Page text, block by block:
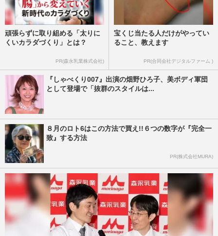
頑張らずに取り組める「太りに
くいカラダづくり」とは？
PR(森永乳業株式会社)
宝くじ当たる人だけがやってい
ること、教えます
PR(合同会社デジタルファーム )
『しゃべくり007』出演の畑野ひろ子、美ボディ軍団
として登場で「抜群のスタイルは...
８月のロト6はこの方法で買え!!６つの数字が『完全一
致』する方法
PR(株式会社MURA)